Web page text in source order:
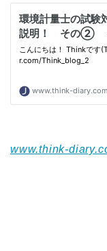
www.think-